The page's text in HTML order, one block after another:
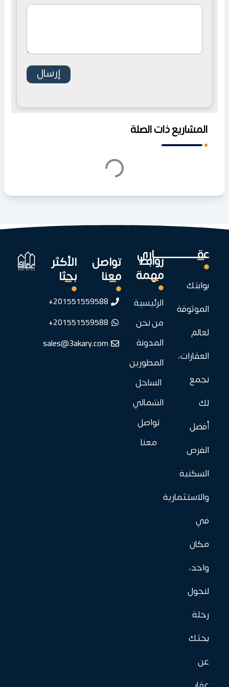
المشاريع ذات الصلة
عقـــــــــــــــــــــاري
بوابتك
الموثوقة
لعالم
العقارات،
نجمع
لك
أفضل
الفرص
السكنية
والاستثمارية
في
مكان
واحد،
لنحول
رحلة
بحثك
عن
روابط
مهمة
الرئيسية
من نحن
المدونة
المطورين
الساحل
الشمالي
تواصل
معنا
تواصل
معنا
201551559588+
201551559588+
sales@3akary.com
الأكثر
بحثا